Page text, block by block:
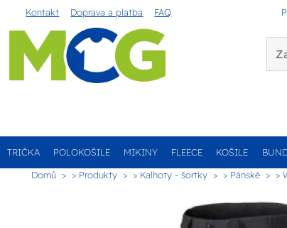
Kontakt Doprava a platba FAQ
TRIČKA POLOKOŠILE MIKINY FLEECE KOŠILE
Domů > Produkty > Kalhoty - šortky > Pánské >